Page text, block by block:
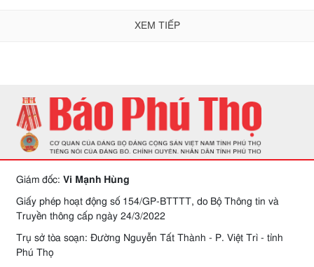
XEM TIẾP
Giám đốc: Vi Mạnh Hùng
Giấy phép hoạt động số 154/GP-BTTTT, do Bộ Thông tin và
Truyền thông cấp ngày 24/3/2022
Trụ sở tòa soạn: Đường Nguyễn Tất Thành - P. Việt Trì - tỉnh
Phú Thọ